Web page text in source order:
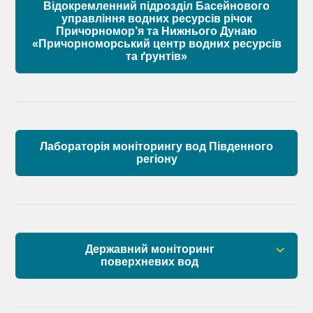
Склад Басейнової ради річок Причорномор’я
Матеріали
Відокремленний підрозділ Басейнового
управління водних ресурсів річок
Причорномор’я та Нижнього Дунаю
«Причорноморський центр водних ресурсів
та ґрунтів»
Лабораторія моніторингу вод Південного
регіону
Державний моніторинг
поверхневих вод